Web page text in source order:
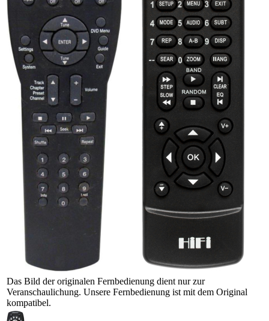
Das Bild der originalen Fernbedienung dient nur zur
Veranschaulichung. Unsere Fernbedienung ist mit dem Original
kompatibel.